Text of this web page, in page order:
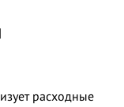
расходные